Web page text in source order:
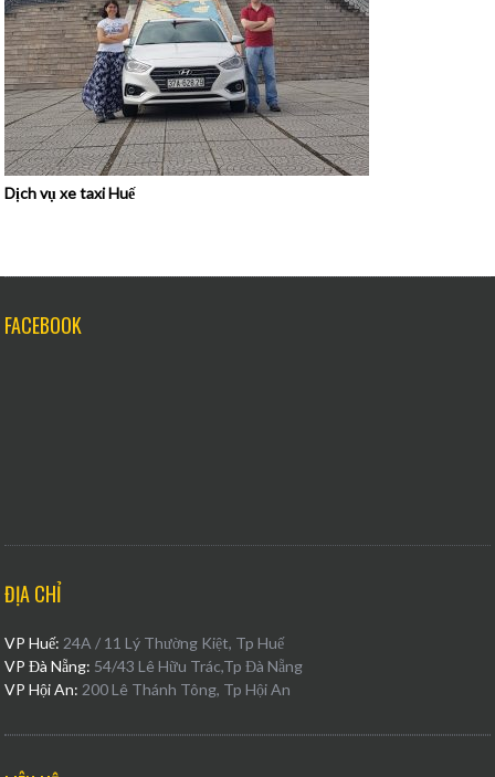
Dịch vụ xe taxi Huế
FACEBOOK
ĐỊA CHỈ
VP Huế: 24A / 11 Lý Thường Kiệt, Tp Huế
VP Đà Nẵng: 54/43 Lê Hữu Trác,Tp Đà Nẵng
VP Hội An: 200 Lê Thánh Tông, Tp Hội An